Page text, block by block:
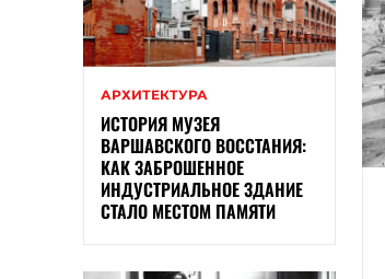
АРХИТЕКТУРА
ИСТОРИЯ МУЗЕЯ
ВАРШАВСКОГО ВОССТАНИЯ:
КАК ЗАБРОШЕННОЕ
ИНДУСТРИАЛЬНОЕ ЗДАНИЕ
СТАЛО МЕСТОМ ПАМЯТИ